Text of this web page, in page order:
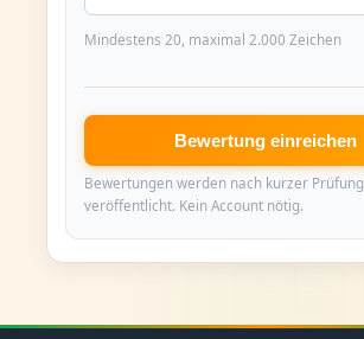
Mindestens 20, maximal 2.000 Zeichen
Bewertung einreichen
Bewertungen werden nach kurzer Prüfung
veröffentlicht. Kein Account nötig.